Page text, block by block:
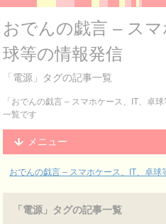
おでんの戯言 – ス
球等の情報発信
「電源」タグの記事一覧
「おでんの戯言 – スマホケース、IT、卓
一覧です
メニュー
おでんの戯言 – スマホケース、IT、卓球
「電源」タグの記事一覧